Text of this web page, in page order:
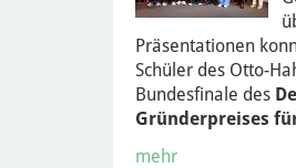
Präsentationen
Schüler des Otto-
Bundesfinale des
Gründerpreises
mehr